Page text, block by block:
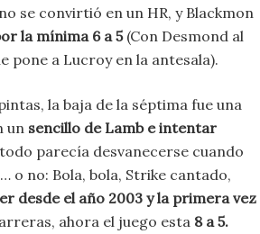
se convirtió en un HR, y Blackmon
la mínima 6 a 5(Con Desmond al
pone a Lucroy en la antesala).
la baja de la séptima fue una
un sencillo de Lamb e intentar
parecía desvanecerse cuando
o no: Bola, bola, Strike cantado,
desde el año 2003 y la primera vez
ahora el juego esta 8 a 5.